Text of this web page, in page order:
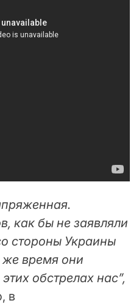
как бы не заявляли
стороны Украины
же время они
обстрелах нас”,
в